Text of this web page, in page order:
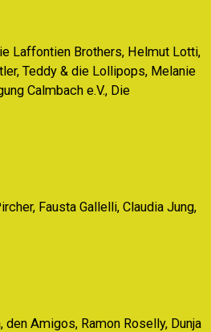
Laffontien Brothers, Helmut Lotti,
Teddy & die Lollipops, Melanie
Calmbach e.V., Die
Fausta Gallelli, Claudia Jung,
Amigos, Ramon Roselly, Dunja